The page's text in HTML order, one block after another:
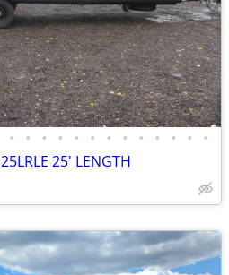
• • • • • • • • • • • • •
25' LENGTH